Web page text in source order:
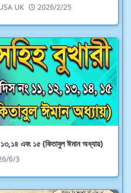
UK 2026/2/25
এবং ১৫ (কিতাবুল ঈমান অধ্যায়)
6/3